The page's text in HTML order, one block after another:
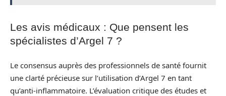
Les avis médicaux : Que pensent les
spécialistes d’Argel 7 ?
Le consensus auprès des professionnels de santé fournit
une clarté précieuse sur l’utilisation d’Argel 7 en tant
qu’anti-inflammatoire. L’évaluation critique des études et